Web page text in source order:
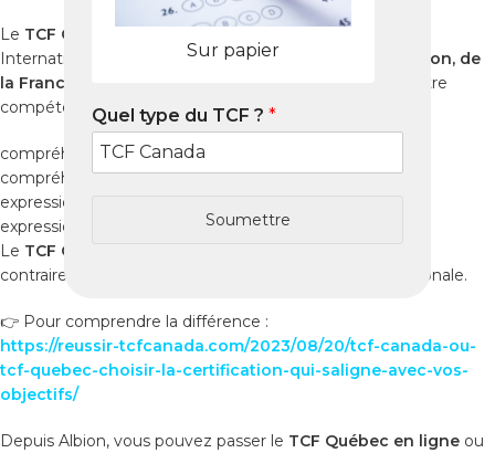
Sur papier
Quel type du TCF ? *
Soumettre
Le TCF Québec
International et reconnu par leMinistère de l’Immigration, de
la Francisation et de l’Intégration (MIFI)
. Il évalue quatre
compétences essentielles :
compréhension orale
compréhension écrite
expression écrite
expression orale
Le TCF Québec
contrairement au
, reconnu à l’échelle nationale.
👉 Pour comprendre la différence :
https://reussir-tcfcanada.com/2023/08/20/tcf-canada-ou-
tcf-quebec-choisir-la-certification-qui-saligne-avec-vos-
objectifs/
Depuis Albion, vous pouvez passer le TCF Québec en ligne ou